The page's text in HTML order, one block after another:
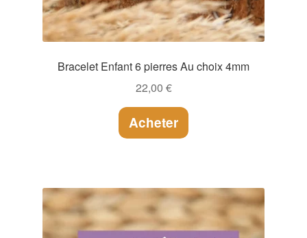
Bracelet Enfant 6 pierres Au choix 4mm
22,00 €
Acheter